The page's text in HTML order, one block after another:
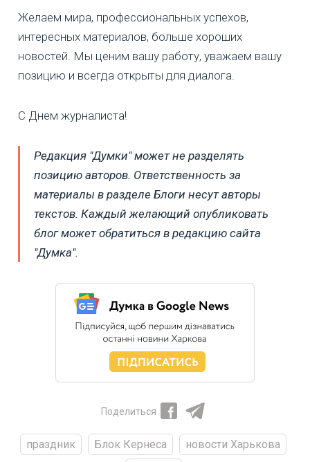
Желаем мира, профессиональных успехов,
интересных материалов, больше хороших
новостей. Мы ценим вашу работу, уважаем вашу
позицию и всегда открыты для диалога.
С Днем журналиста!
Редакция "Думки" может не разделять
позицию авторов. Ответственность за
материалы в разделе Блоги несут авторы
текстов. Каждый желающий опубликовать
блог может обратиться в редакцию сайта
"Думка".
Поделиться
праздник Блок Кернеса
новости Харькова